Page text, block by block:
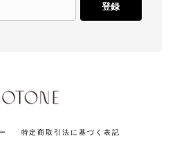
登録
特定商取引法に基づく表記